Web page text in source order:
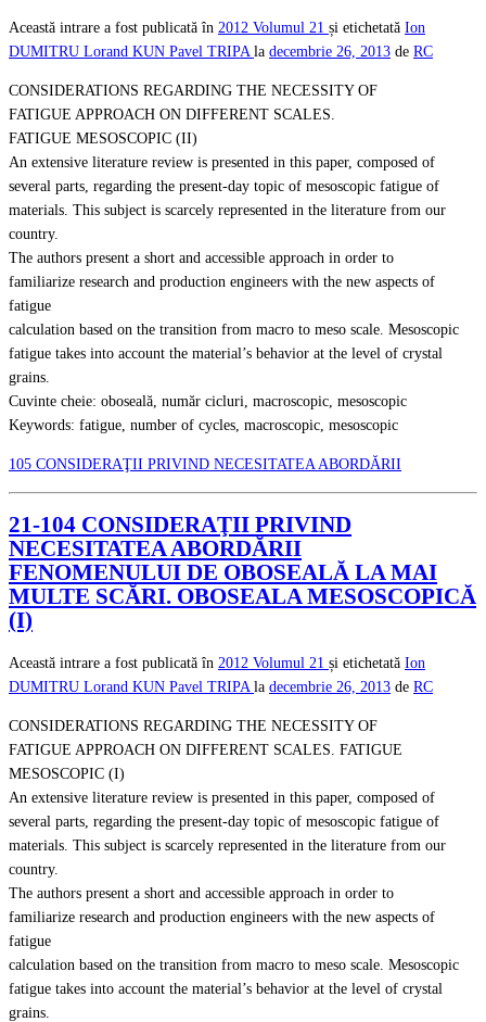
Această intrare a fost publicată în 2012 Volumul 21 și etichetată Ion
DUMITRU Lorand KUN Pavel TRIPA la decembrie 26, 2013 de RC
CONSIDERATIONS REGARDING THE NECESSITY OF
FATIGUE APPROACH ON DIFFERENT SCALES.
FATIGUE MESOSCOPIC (II)
An extensive literature review is presented in this paper, composed of
several parts, regarding the present-day topic of mesoscopic fatigue of
materials. This subject is scarcely represented in the literature from our
country.
The authors present a short and accessible approach in order to
familiarize research and production engineers with the new aspects of
fatigue
calculation based on the transition from macro to meso scale. Mesoscopic
fatigue takes into account the material’s behavior at the level of crystal
grains.
Cuvinte cheie: oboseală, număr cicluri, macroscopic, mesoscopic
Keywords: fatigue, number of cycles, macroscopic, mesoscopic
105 CONSIDERAŢII PRIVIND NECESITATEA ABORDĂRII
21-104 CONSIDERAŢII PRIVIND
NECESITATEA ABORDĂRII
FENOMENULUI DE OBOSEALĂ LA MAI
MULTE SCĂRI. OBOSEALA MESOSCOPICĂ
(I)
Această intrare a fost publicată în 2012 Volumul 21 și etichetată Ion
DUMITRU Lorand KUN Pavel TRIPA la decembrie 26, 2013 de RC
CONSIDERATIONS REGARDING THE NECESSITY OF
FATIGUE APPROACH ON DIFFERENT SCALES. FATIGUE
MESOSCOPIC (I)
An extensive literature review is presented in this paper, composed of
several parts, regarding the present-day topic of mesoscopic fatigue of
materials. This subject is scarcely represented in the literature from our
country.
The authors present a short and accessible approach in order to
familiarize research and production engineers with the new aspects of
fatigue
calculation based on the transition from macro to meso scale. Mesoscopic
fatigue takes into account the material’s behavior at the level of crystal
grains.